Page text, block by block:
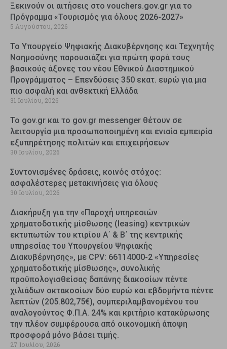
Ξεκινούν οι αιτήσεις στο vouchers.gov.gr για το
Πρόγραμμα «Τουρισμός για όλους 2026-2027»
5 Αυγούστου, 2026
Το Υπουργείο Ψηφιακής Διακυβέρνησης και Τεχνητής
Νοημοσύνης παρουσιάζει για πρώτη φορά τους
βασικούς άξονες του νέου Εθνικού Διαστημικού
Προγράμματος – Επενδύσεις 350 εκατ. ευρώ για μια
πιο ασφαλή και ανθεκτική Ελλάδα
31 Ιουλίου, 2026
Το gov.gr και το gov.gr messenger θέτουν σε
λειτουργία μια προσωποποιημένη και ενιαία εμπειρία
εξυπηρέτησης πολιτών και επιχειρήσεων
30 Ιουλίου, 2026
Συντονισμένες δράσεις, κοινός στόχος:
ασφαλέστερες μετακινήσεις για όλους
30 Ιουλίου, 2026
Διακήρυξη για την «Παροχή υπηρεσιών
χρηματοδοτικής μίσθωσης (leasing) κεντρικών
εκτυπωτών του κτιρίου Α΄ & Β΄ της κεντρικής
υπηρεσίας του Υπουργείου Ψηφιακής
Διακυβέρνησης», με CPV: 66114000-2 «Υπηρεσίες
χρηματοδοτικής μίσθωσης», συνολικής
προϋπολογισθείσας δαπάνης διακοσίων πέντε
χιλιάδων οκτακοσίων δύο ευρώ και εβδομήντα πέντε
λεπτών (205.802,75€), συμπεριλαμβανομένου του
αναλογούντος Φ.Π.Α. 24% και κριτήριο κατακύρωσης
την πλέον συμφέρουσα από οικονομική άποψη
προσφορά μόνο βάσει τιμής.
27 Ιουλίου, 2026